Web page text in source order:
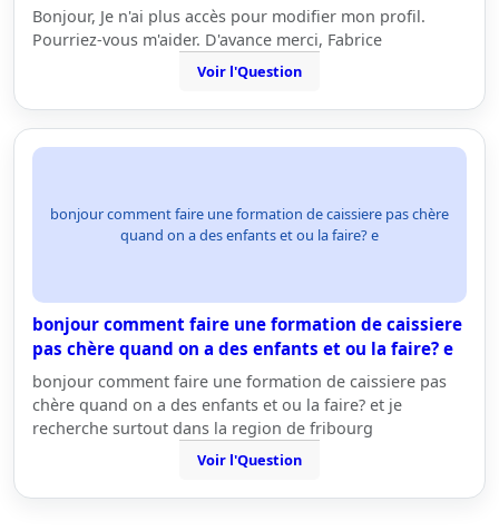
Bonjour, Je n'ai plus accès pour modifier mon profil.
Pourriez-vous m'aider. D'avance merci, Fabrice
Voir l'Question
bonjour comment faire une formation de caissiere pas chère
quand on a des enfants et ou la faire? e
bonjour comment faire une formation de caissiere
pas chère quand on a des enfants et ou la faire? e
bonjour comment faire une formation de caissiere pas
chère quand on a des enfants et ou la faire? et je
recherche surtout dans la region de fribourg
Voir l'Question